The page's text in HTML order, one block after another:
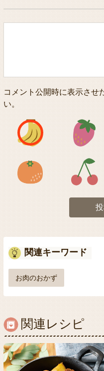
コメント公開時に表示させ
い。
アイコン1
アイコン5
関連キーワード
お肉のおかず
関連レシピ